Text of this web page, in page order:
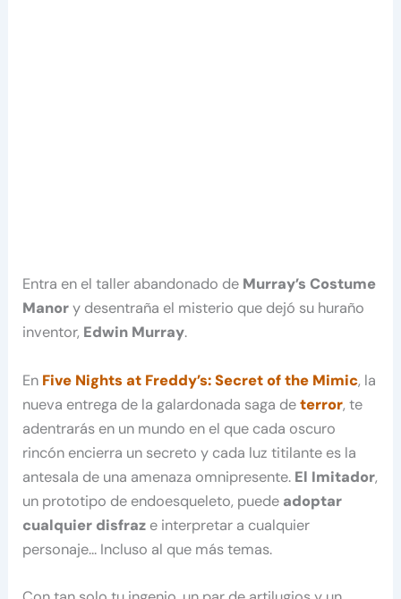
Entra en el taller abandonado de Murray’s Costume
Manory desentraña el misterio que dejó su huraño
inventor, Edwin Murray.
En Five Nights at Freddy’s: Secret of the Mimic, la
nueva entrega de la galardonada saga deterror, te
adentrarás en un mundo en el que cada oscuro
rincón encierra un secreto y cada luz titilante es la
antesala de una amenaza omnipresente. El Imitador,
un prototipo de endoesqueleto, puede adoptar
cualquier disfraz e interpretar a cualquier
personaje… Incluso al que más temas.